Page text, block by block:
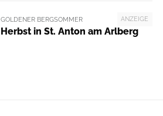
ANZEIGE
GOLDENER BERGSOMMER
Herbst in St. Anton am Arlberg